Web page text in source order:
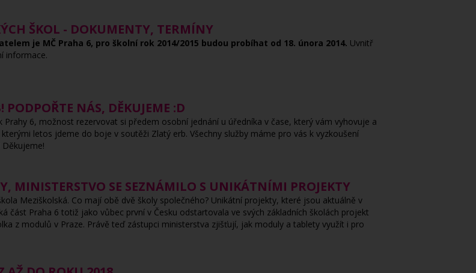
ŠKOL - DOKUMENTY, TERMÍNY
je MČ Praha 6, pro školní rok 2014/2015 budou probíhat od 18. února 2014. Uvnitř
informace.
PODPOŘTE NÁS, DĚKUJEME :D
6, možnost rezervovat si předem osobní jednání u úředníka v čase, který vám vyhovuje a
letos jdeme do boje v soutěži Zlatý erb. Všechny služby máme pro vás k vyzkoušení
MINISTERSTVO SE SEZNÁMILO S UNIKÁTNÍMI PROJEKTY
Meziškolská. Co mají obě dvě školy společného? Unikátní projekty, které jsou aktuálně v
část Praha 6 totiž jako vůbec první v Česku odstartovala ve svých základních školách projekt
z modulů v Praze. Právě teď zástupci ministerstva zjišťují, jak moduly a tablety využít i pro